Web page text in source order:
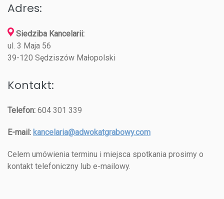
Adres:
Siedziba Kancelarii:
ul. 3 Maja 56
39-120 Sędziszów Małopolski
Kontakt:
Telefon: 604 301 339
E-mail: kancelaria@adwokatgrabowy.com
Celem umówienia terminu i miejsca spotkania prosimy o
kontakt telefoniczny lub e-mailowy.